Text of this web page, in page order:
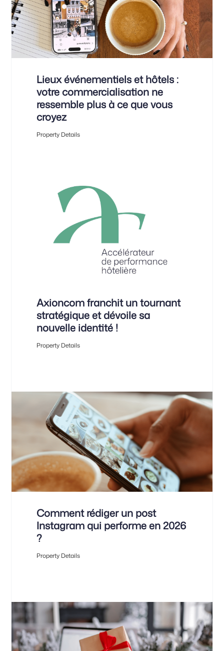
Lieux événementiels et hôtels :
votre commercialisation ne
ressemble plus à ce que vous
croyez
Property Details
Axioncom franchit un tournant
stratégique et dévoile sa
nouvelle identité !
Property Details
Comment rédiger un post
Instagram qui performe en 2026
?
Property Details